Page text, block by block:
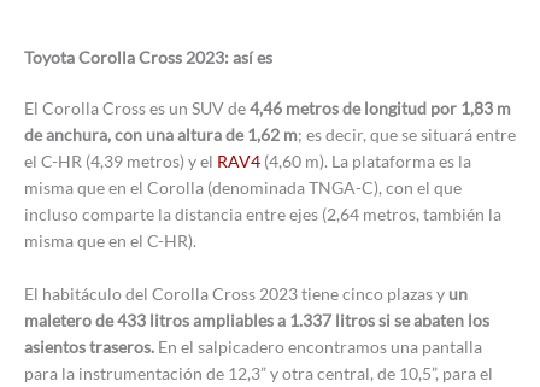
Toyota Corolla Cross 2023: así es
El Corolla Cross es un SUV de4,46 metros de longitud por 1,83 m
de anchura, con una altura de 1,62 m; es decir, que se situará entre
el C-HR (4,39 metros) y el RAV4 (4,60 m). La plataforma es la
misma que en el Corolla (denominada TNGA-C), con el que
incluso comparte la distancia entre ejes (2,64 metros, también la
misma que en el C-HR).
El habitáculo del Corolla Cross 2023 tiene cinco plazas y un
maletero de 433 litros ampliables a 1.337 litros si se abaten los
asientos traseros. En el salpicadero encontramos una pantalla
para la instrumentación de 12,3” y otra central, de 10,5”, para el